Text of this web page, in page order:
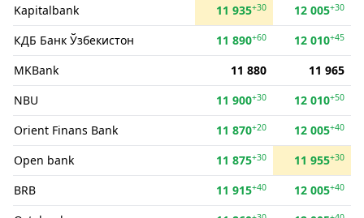
Kapitalbank 11 935+30 12 005+30
КДБ Банк Ўзбекистон 11 890+60 12 010+45
MKBank 11 880
11 965
NBU
11 900+30 12 010+50
Orient Finans Bank 11 870+20 12 005+40
Open bank 11 875+30 11 955+30
BRB 11 915+40 12 005+40